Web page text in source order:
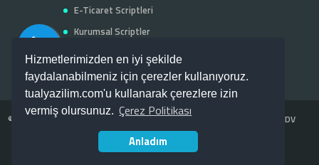
Hizmetlerimizden en iyi şekilde
faydalanabilmeniz için çerezler kullanıyoruz.
tualyazilim.com'u kullanarak çerezlere izin
vermiş olursunuz. Çerez Politikası
Anladım
E-Ticaret Scriptleri
Kurumsal Scriptler
Firma - Şehir Rehberi
© Tual Web YazılımWeb Yazılım & Tasarım Hizmetleri -- Fiyatlarımız KDV